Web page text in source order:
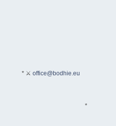
* ⚔ office@bodhie.eu
*